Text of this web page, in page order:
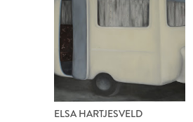
ELSA HARTJESVELD